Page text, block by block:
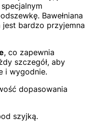
Bawełniana
bardzo przyjemna
, co zapewnia
szczegół, aby
i wygodnie.
dopasowania
szyjką.